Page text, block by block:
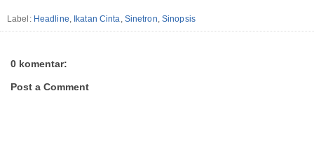
Label: Headline, Ikatan Cinta, Sinetron, Sinopsis
0 komentar:
Post a Comment